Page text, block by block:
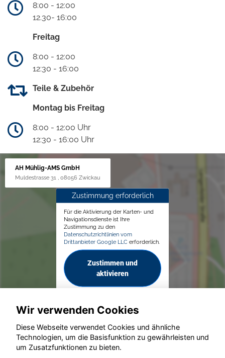
8:00 - 12:00
12.30- 16:00
Freitag
8:00 - 12:00
12:30 - 16:00
Teile & Zubehör
Montag bis Freitag
8:00 - 12:00 Uhr
12:30 - 16:00 Uhr
AH Mühlig-AMS GmbH
Muldestrasse 31 , 08056 Zwickau
Zustimmung erforderlich
Für die Aktivierung der Karten- und
Navigationsdienste ist Ihre
Zustimmung zu den
Datenschutzrichtlinien vom
Drittanbieter Google LLC erforderlich.
Zustimmen und
aktivieren
© konjunkturmotor.de GmbH 2020 - 2026
Wir verwenden Cookies
Diese Webseite verwendet Cookies und ähnliche
Technologien, um die Basisfunktion zu gewährleisten und
um Zusatzfunktionen zu bieten.